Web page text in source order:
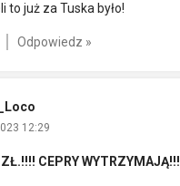
to już za Tuska było!
Odpowiedz »
12:29
ZŁ.!!!! CEPRY WYTRZYMAJĄ!!!